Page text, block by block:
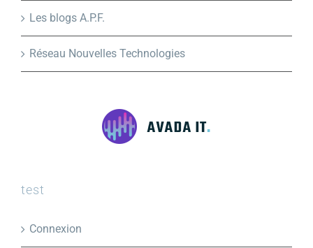
Les blogs A.P.F.
Réseau Nouvelles Technologies
test
Connexion